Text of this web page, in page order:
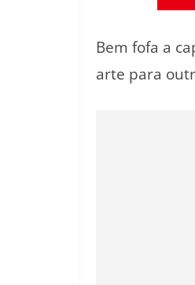
Bem fofa a
arte para